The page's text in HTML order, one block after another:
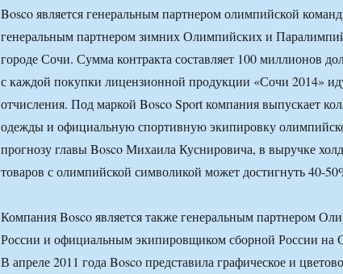
Bosco является генеральным партнером олимпийской
генеральным партнером зимних Олимпийских и
городе Сочи. Сумма контракта составляет 100 миллионов
с каждой покупки лицензионной продукции «Сочи 2014»
отчисления. Под маркой Bosco Sport компания выпускает
одежды и официальную спортивную экипировку
прогнозу главы Bosco Михаила Куснировича, в выручке
товаров с олимпийской символикой может достигнуть 40-
Компания Bosco является также генеральным партнером
России и официальным экипировщиком сборной России на
В апреле 2011 года Bosco представила графическое и